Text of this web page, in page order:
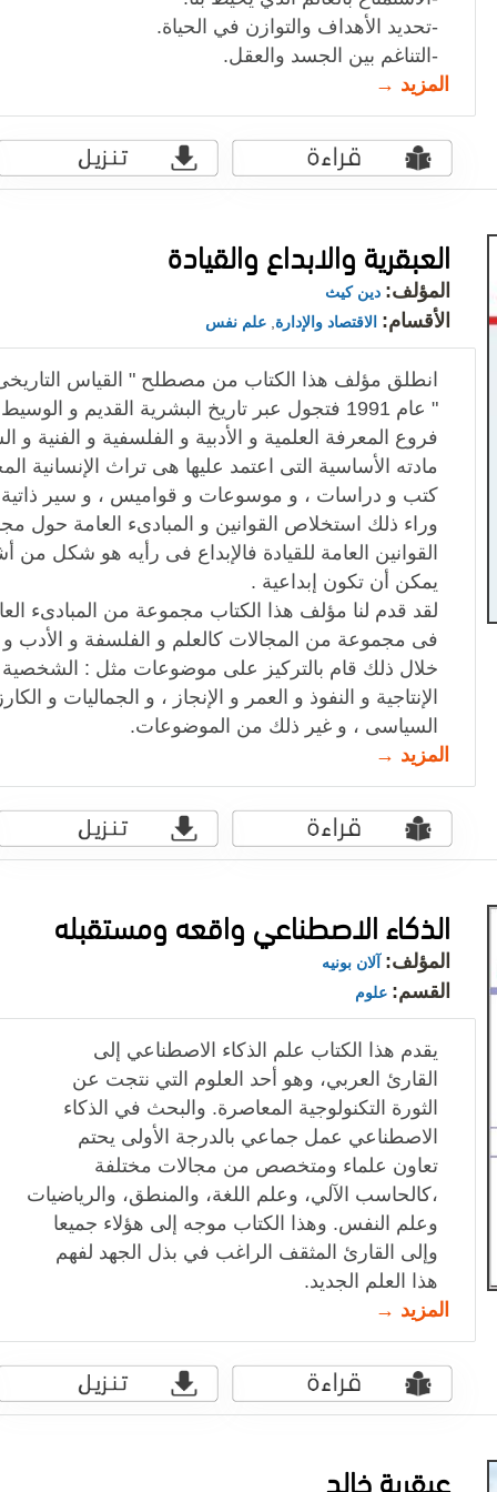
-تحديد الأهداف والتوازن في الحياة.
-التناغم بين الجسد والعقل.
المزيد →
العبقرية والابداع والقيادة
المؤلف: دين كيث
الأقسام: الاقتصاد والإدارة علم نفس
انطلق مؤلف هذا الكتاب من مصطلح " القياس
" عام 1991 فتجول عبر تاريخ البشرية القديم و
فروع المعرفة العلمية و الأدبية و الفلسفية و الفنية و
مادته الأساسية التى اعتمد عليها هى تراث الإنسانية
كتب و دراسات ، و موسوعات و قواميس ، و سير
وراء ذلك استخلاص القوانين و المبادىء العامة حول
القوانين العامة للقيادة فالإبداع فى رأيه هو شكل من
يمكن أن تكون إبداعية .
لقد قدم لنا مؤلف هذا الكتاب مجموعة من المبادىء
فى مجموعة من المجالات كالعلم و الفلسفة و الأدب
خلال ذلك قام بالتركيز على موضوعات مثل : الشخصية ،
الإنتاجية و النفوذ و العمر و الإنجاز ، و الجماليات و
السياسى ، و غير ذلك من الموضوعات.
المزيد →
الذكاء الاصطناعي واقعه ومستقبله
المؤلف: آلان بونيه
القسم: علوم
يقدم هذا الكتاب علم الذكاء الاصطناعي إلى
القارئ العربي، وهو أحد العلوم التي نتجت عن
الثورة التكنولوجية المعاصرة. والبحث في الذكاء
الاصطناعي عمل جماعي بالدرجة الأولى يحتم
تعاون علماء ومتخصص من مجالات مختلفة
،كالحاسب الآلي، وعلم اللغة، والمنطق، والرياضيات
وعلم النفس. وهذا الكتاب موجه إلى هؤلاء جميعا
وإلى القارئ المثقف الراغب في بذل الجهد لفهم
هذا العلم الجديد.
المزيد →
عبقرية خالد